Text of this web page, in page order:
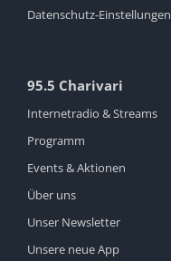
Datenschutz-Einstellungen
95.5 Charivari
Internetradio & Streams
Programm
Events & Aktionen
Über uns
Unser Newsletter
Unsere neue App